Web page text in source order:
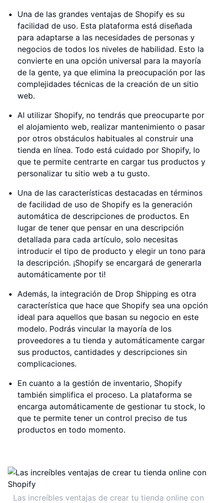
Una de las grandes ventajas de Shopify es su
facilidad de uso. Esta plataforma está diseñada
para adaptarse a las necesidades de personas y
negocios de todos los niveles de habilidad. Esto la
convierte en una opción universal para la mayoría
de la gente, ya que elimina la preocupación por las
complejidades técnicas de la creación de un sitio
web.
Al utilizar Shopify, no tendrás que preocuparte por
el alojamiento web, realizar mantenimiento o pasar
por otros obstáculos habituales al construir una
tienda en línea. Todo está cuidado por Shopify, lo
que te permite centrarte en cargar tus productos y
personalizar tu sitio web a tu gusto.
Una de las características destacadas en términos
de facilidad de uso de Shopify es la generación
automática de descripciones de productos. En
lugar de tener que pensar en una descripción
detallada para cada artículo, solo necesitas
introducir el tipo de producto y elegir un tono para
la descripción. ¡Shopify se encargará de generarla
automáticamente por ti!
Además, la integración de Drop Shipping es otra
característica que hace que Shopify sea una opción
ideal para aquellos que basan su negocio en este
modelo. Podrás vincular la mayoría de los
proveedores a tu tienda y automáticamente cargar
sus productos, cantidades y descripciones sin
complicaciones.
En cuanto a la gestión de inventario, Shopify
también simplifica el proceso. La plataforma se
encarga automáticamente de gestionar tu stock, lo
que te permite tener un control preciso de tus
productos en todo momento.
Las increíbles ventajas de crear tu tienda online con